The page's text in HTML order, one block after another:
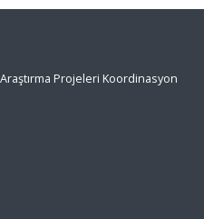
Projeleri Koordinasyon